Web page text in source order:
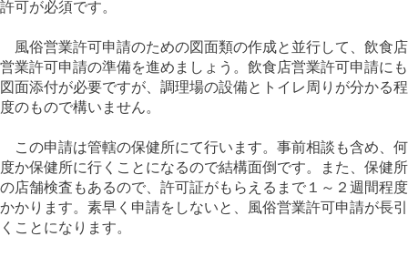
許可が必須です。
風俗営業許可申請のための図面類の作成と並行して、飲食店
営業許可申請の準備を進めましょう。飲食店営業許可申請にも
図面添付が必要ですが、調理場の設備とトイレ周りが分かる程
度のもので構いません。
この申請は管轄の保健所にて行います。事前相談も含め、何
度か保健所に行くことになるので結構面倒です。また、保健所
の店舗検査もあるので、許可証がもらえるまで１～２週間程度
かかります。素早く申請をしないと、風俗営業許可申請が長引
くことになります。